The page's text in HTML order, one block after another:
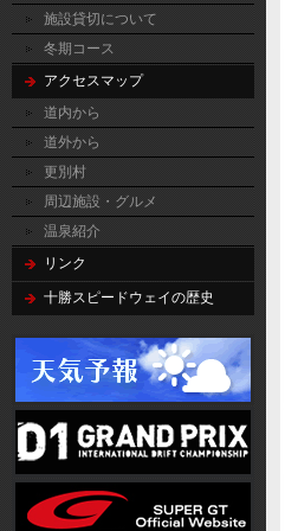
施設貸切について
冬期コース
アクセスマップ
道内から
道外から
更別村
周辺施設・グルメ
温泉紹介
リンク
十勝スピードウェイの歴史